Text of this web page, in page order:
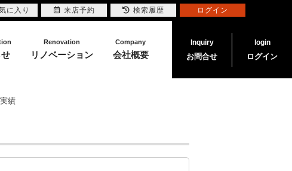
Renovation
リノベーション
Company
会社概要
Inquiry
お問合せ
login
ログイン
績
に入り 来店予約 検索履歴 ログイン